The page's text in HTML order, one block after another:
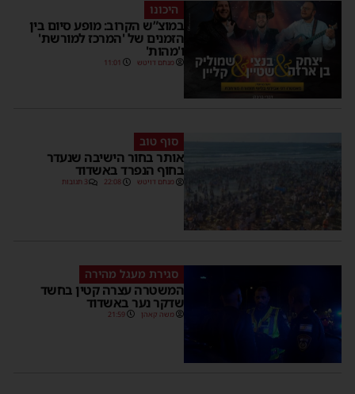
היכונו
במוצ”ש הקרוב: מופע סיום בין
הזמנים של 'המרכז למורשת'
ו'מהות'
מנחם דויטש 11:01
סוף טוב
אותר בחור הישיבה שנעדר
בחוף הנפרד באשדוד
מנחם דויטש 22:08 3 תגובות
סגירת מעגל מהירה
המשטרה עצרה קטין בחשד
שדקר נער באשדוד
משה קאהן 21:59